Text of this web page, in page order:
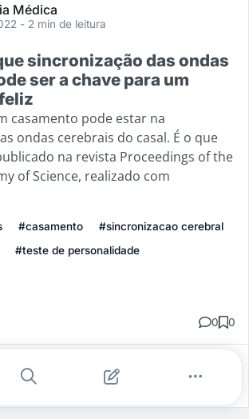
Médica
- 2 min de leitura
sincronização das ondas
ser a chave para um
casamento pode estar na
ondas cerebrais do casal. É o que
na revista Proceedings of the
of Science, realizado com
#casamento
#sincronizacao cerebral
#teste de personalidade
0 0
Comentar Salvar